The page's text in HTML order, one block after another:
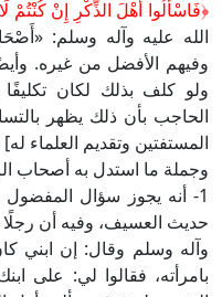
﴿فَاسْأَلُوا أَهْلَ الذِّكْرِ إِنْ كُنْتُمْ
الله عليه وآله وسلم:
وفيهم الأفضل من غيره.
ولو كلف بذلك لكان
الحاجب بأن ذلك يظهر
المستفتين وتقديم العلماء له]
وجملة ما استدل به أصحاب
1- أنه يجوز سؤال
حديث العسيف، وفيه أن رجلًا
وآله وسلم وقال: إن ابني
بامرأته، فقالوا لي: على